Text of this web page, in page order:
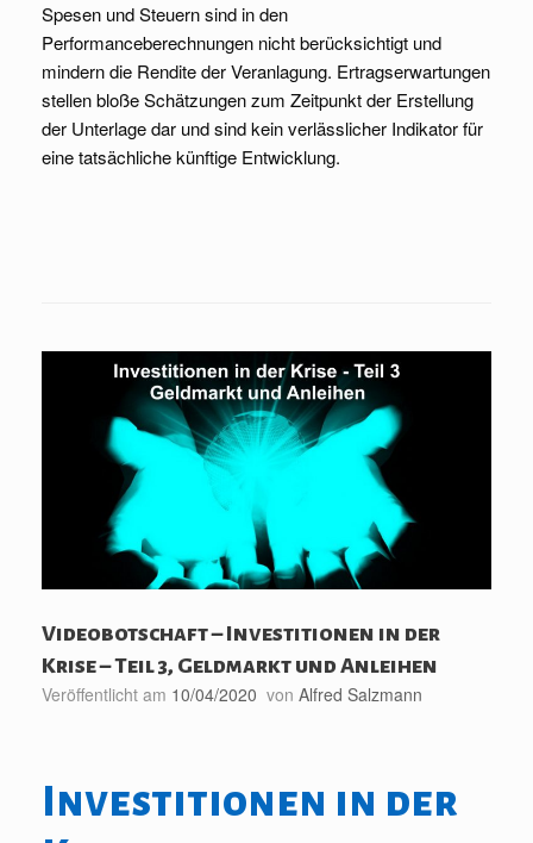
Spesen und Steuern sind in den
Performanceberechnungen nicht berücksichtigt und
mindern die Rendite der Veranlagung. Ertragserwartungen
stellen bloße Schätzungen zum Zeitpunkt der Erstellung
der Unterlage dar und sind kein verlässlicher Indikator für
eine tatsächliche künftige Entwicklung.
Videobotschaft – Investitionen in der
Krise – Teil 3, Geldmarkt und Anleihen
Veröffentlicht am 10/04/2020 von Alfred Salzmann
Investitionen in der